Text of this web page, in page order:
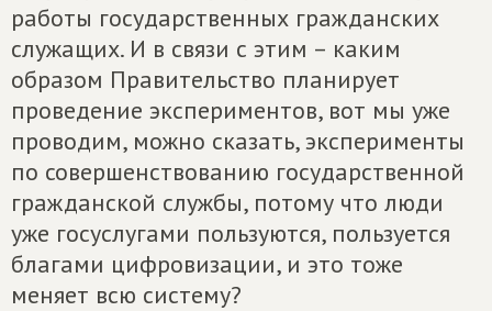
работы государственных гражданских
служащих. И в связи с этим – каким
образом Правительство планирует
проведение экспериментов, вот мы уже
проводим, можно сказать, эксперименты
по совершенствованию государственной
гражданской службы, потому что люди
уже госуслугами пользуются, пользуется
благами цифровизации, и это тоже
меняет всю систему?